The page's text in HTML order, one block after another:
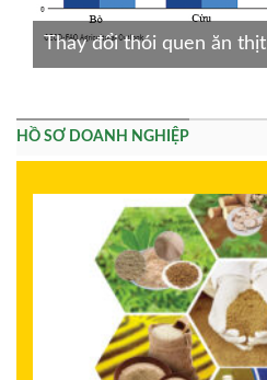
Thay đổi thói quen ăn thịt
HỒ SƠ DOANH NGHIỆP